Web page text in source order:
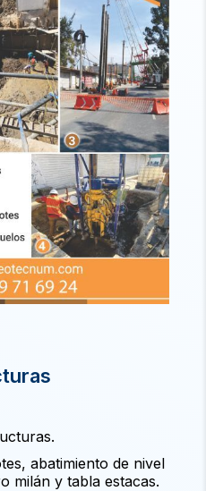
abatimiento de nivel
milán y tabla estacas.